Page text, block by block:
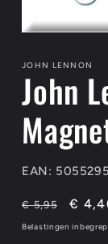
openen
modaal
JOHN LENNON
John
EAN:
Normale
prijs
€ 5,95 €
Belastingen